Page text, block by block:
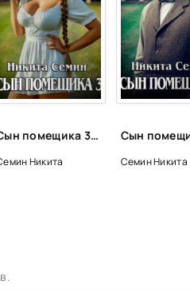
Сын помещика 3 - Никита Семин
Никита Семин Никита